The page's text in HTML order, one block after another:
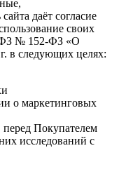
даёт согласие
своих
ФЗ № 152-ФЗ «О
в следующих целях:
о маркетинговых
Покупателем
исследований с